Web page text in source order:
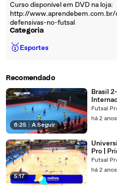
Curso disponível em DVD na loja:
http://
defensivas-no-futsal
Categoria
🥇Esportes
Recomendado
6:25 A Seguir
Brasil 2-9 Uzbequistão - Amistoso
Futsal
há 2 anos
5:17
Futsal
há 2 anos